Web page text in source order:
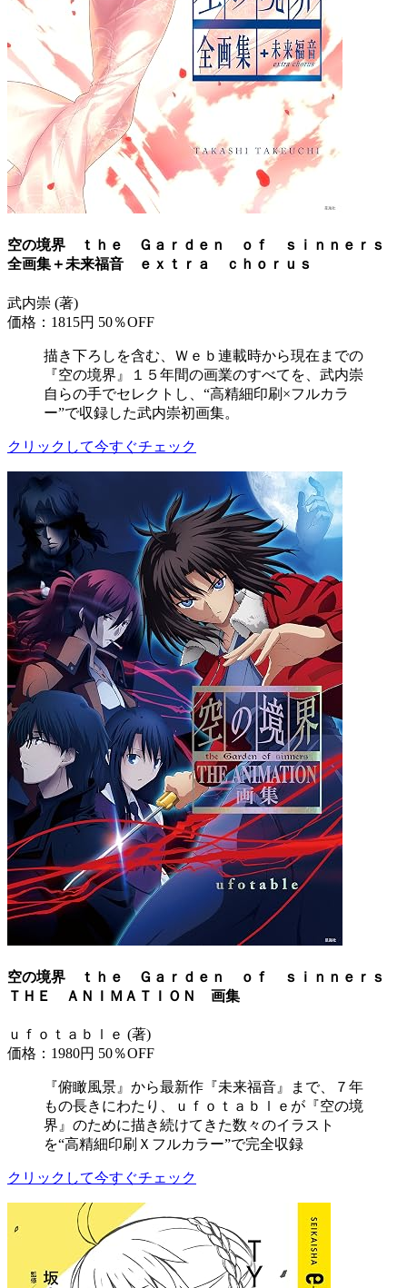
空の境界 ｔｈｅ Ｇａｒｄｅｎ ｏｆ ｓｉｎｎｅｒｓ
全画集＋未来福音 ｅｘｔｒａ ｃｈｏｒｕｓ
武内崇 (著)
価格：1815円 50％OFF
描き下ろしを含む、Ｗｅｂ連載時から現在までの
『空の境界』１５年間の画業のすべてを、武内崇
自らの手でセレクトし、“高精細印刷×フルカラ
ー”で収録した武内崇初画集。
クリックして今すぐチェック
空の境界 ｔｈｅ Ｇａｒｄｅｎ ｏｆ ｓｉｎｎｅｒｓ
ＴＨＥ ＡＮＩＭＡＴＩＯＮ 画集
ｕｆｏｔａｂｌｅ (著)
価格：1980円 50％OFF
『俯瞰風景』から最新作『未来福音』まで、７年
もの長きにわたり、ｕｆｏｔａｂｌｅが『空の境
界』のために描き続けてきた数々のイラスト
を“高精細印刷Ｘフルカラー”で完全収録
クリックして今すぐチェック